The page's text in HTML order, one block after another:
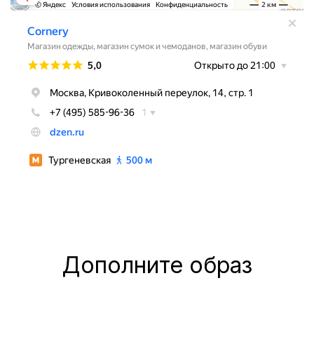
Дополните образ